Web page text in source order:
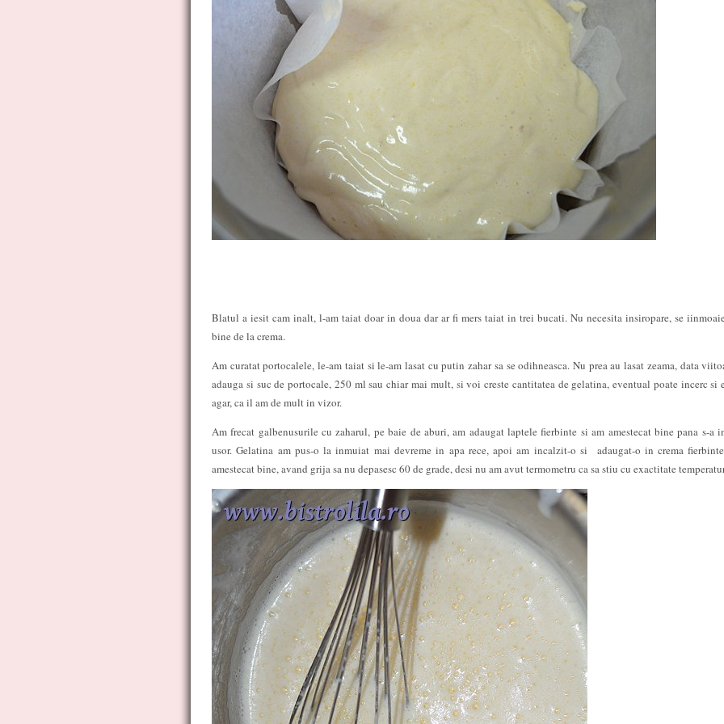
Blatul a iesit cam inalt, l-am taiat doar in doua dar ar fi mers taiat in trei bucati. Nu necesita insiropare, se
bine de la crema.
Am curatat portocalele, le-am taiat si le-am lasat cu putin zahar sa se odihneasca. Nu prea au lasat zeama, data
adauga si suc de portocale, 250 ml sau chiar mai mult, si voi creste cantitatea de gelatina, eventual poate incerc si
agar, ca il am de mult in vizor.
Am frecat galbenusurile cu zaharul, pe baie de aburi, am adaugat laptele fierbinte si am amestecat bine pana s-a
usor. Gelatina am pus-o la inmuiat mai devreme in apa rece, apoi am incalzit-o si adaugat-o in crema
amestecat bine, avand grija sa nu depasesc 60 de grade, desi nu am avut termometru ca sa stiu cu exactitate